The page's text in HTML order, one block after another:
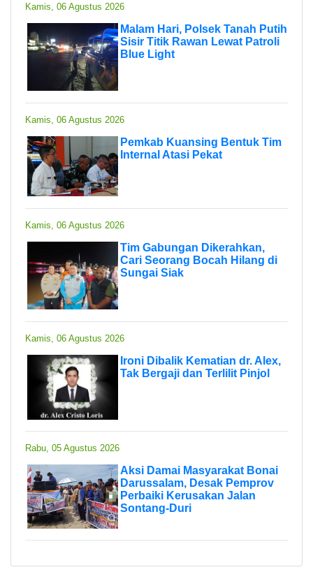
Kamis, 06 Agustus 2026
Malam Hari, Polsek Tanah Putih
Sisir Titik Rawan Lewat Patroli
Blue Light
Kamis, 06 Agustus 2026
Pemkab Kuansing Bentuk Tim
Internal Atasi Pekat
Kamis, 06 Agustus 2026
Tim Gabungan Dikerahkan,
Cari Seorang Bocah Hilang di
Sungai Siak
Kamis, 06 Agustus 2026
Ironi Dibalik Kematian dr. Alex,
Tak Bergaji dan Terlilit Pinjol
Rabu, 05 Agustus 2026
Aksi Damai Masyarakat Bonai
Darussalam, Desak Pemprov
Perbaiki Kerusakan Jalan
Sontang-Duri